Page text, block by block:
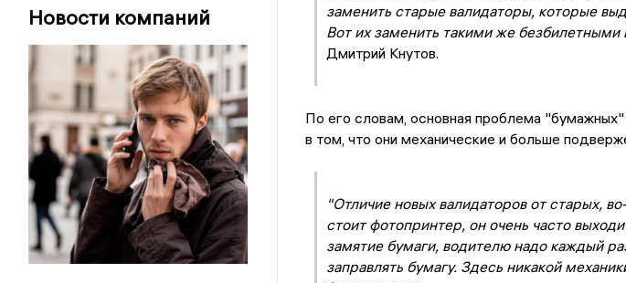
Новости компаний
заменить старые валидаторы, которые
Вот их заменить такими же безбилетными
Дмитрий Кнутов.
По его словам, основная проблема
в том, что они механические и больше
"Отличие новых валидаторов от старых,
стоит фотопринтер, он очень часто
замятие бумаги, водителю надо каждый
заправлять бумагу. Здесь никакой